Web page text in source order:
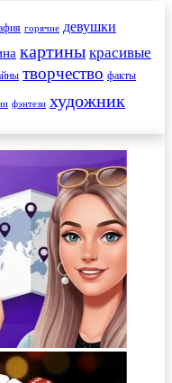
горячие девушки
картины красивые
творчество факты
фэнтези художник